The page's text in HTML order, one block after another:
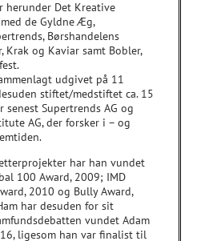
herunder Det Kreative
de Gyldne Æg,
Børshandelens
Krak og Kaviar samt Bobler,
udgivet på 11
stiftet/medstiftet ca. 15
senest Supertrends AG og
AG, der forsker i – og
har han vundet
100 Award, 2009; IMD
2010 og Bully Award,
har desuden for sit
vundet Adam
ligesom han var finalist til